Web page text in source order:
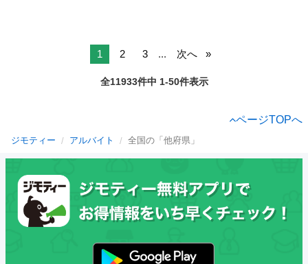
1 2 3 ... 次へ
全11933件中 1-50件表示
ページTOPへ
ジモティー アルバイト 全国の「他府県」